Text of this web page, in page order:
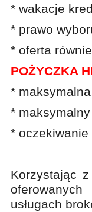
* wakacje
* prawo
* oferta
POŻYCZKA
*
*
* oczekiwanie
Korzystając
usługach